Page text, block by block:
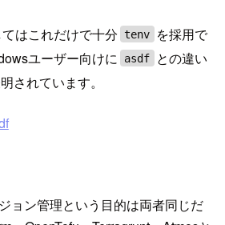
はこれだけで十分 tenv
を採用で
ユーザー向けに
asdf
との違い
されています。
ョン管理という目的は両者同じだ